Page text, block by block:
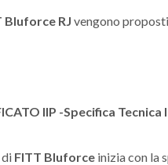
Bluforce RJ vengono
IIP -Specifica Tecnica
FITT Bluforce inizia con la